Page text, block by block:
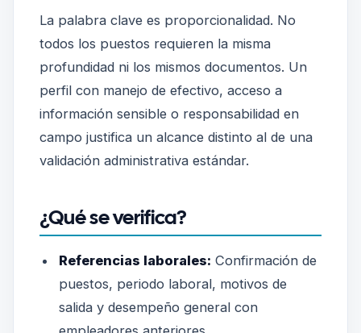
La palabra clave es proporcionalidad. No
todos los puestos requieren la misma
profundidad ni los mismos documentos. Un
perfil con manejo de efectivo, acceso a
información sensible o responsabilidad en
campo justifica un alcance distinto al de una
validación administrativa estándar.
¿Qué se verifica?
Referencias laborales: Confirmación de
puestos, periodo laboral, motivos de
salida y desempeño general con